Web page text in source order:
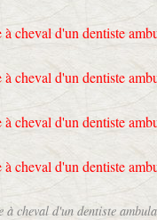
à cheval d'un dentiste